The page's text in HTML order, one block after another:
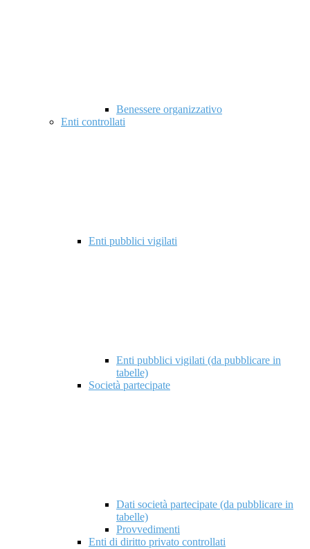
Benessere organizzativo
Enti controllati
Enti pubblici vigilati
Enti pubblici vigilati (da pubblicare in
tabelle)
Società partecipate
Dati società partecipate (da pubblicare in
tabelle)
Provvedimenti
Enti di diritto privato controllati